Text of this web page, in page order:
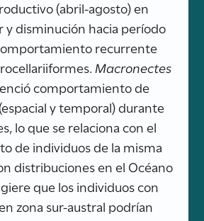
(abril-agosto) en
y disminución hacia período
recurrente
Macronectes
comportamiento de
y temporal) durante
lo que se relaciona con el
de individuos de la misma
distribuciones en el Océano
que los individuos con
zona sur-austral podrían